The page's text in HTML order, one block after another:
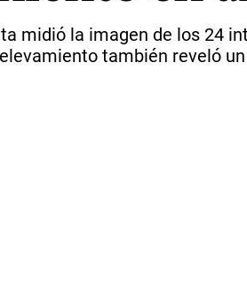
midió la imagen de los 24
también reveló